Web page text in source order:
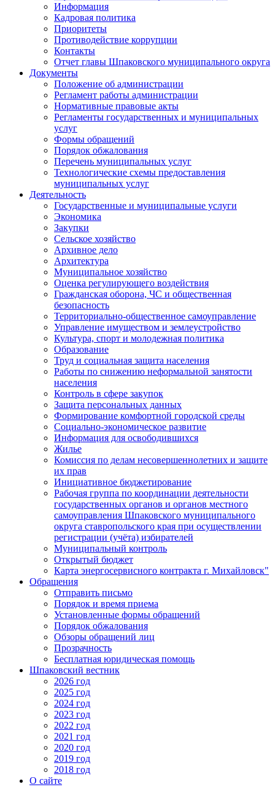
Информация
Кадровая политика
Приоритеты
Противодействие коррупции
Контакты
Отчет главы Шпаковского муниципального округа
Документы
Положение об администрации
Регламент работы администрации
Нормативные правовые акты
Регламенты государственных и муниципальных
услуг
Формы обращений
Порядок обжалования
Перечень муниципальных услуг
Технологические схемы предоставления
муниципальных услуг
Деятельность
Государственные и муниципальные услуги
Экономика
Закупки
Сельское хозяйство
Архивное дело
Архитектура
Муниципальное хозяйство
Оценка регулирующего воздействия
Гражданская оборона, ЧС и общественная
безопасность
Территориально-общественное самоуправление
Управление имуществом и землеустройство
Культура, спорт и молодежная политика
Образование
Труд и социальная защита населения
Работы по снижению неформальной занятости
населения
Контроль в сфере закупок
Защита персональных данных
Формирование комфортной городской среды
Социально-экономическое развитие
Информация для освободившихся
Жилье
Комиссия по делам несовершеннолетних и защите
их прав
Инициативное бюджетирование
Рабочая группа по координации деятельности
государственных органов и органов местного
самоуправления Шпаковского муниципального
округа ставропольского края при осуществлении
регистрации (учёта) избирателей
Муниципальный контроль
Открытый бюджет
Карта энергосервисного контракта г. Михайловск"
Обращения
Отправить письмо
Порядок и время приема
Установленные формы обращений
Порядок обжалования
Обзоры обращений лиц
Прозрачность
Бесплатная юридическая помощь
Шпаковский вестник
2026 год
2025 год
2024 год
2023 год
2022 год
2021 год
2020 год
2019 год
2018 год
О сайте